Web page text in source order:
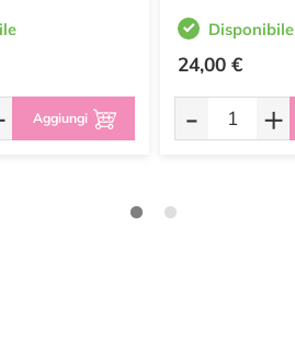
Aggiungi
Disponibile
24,00 €
- +